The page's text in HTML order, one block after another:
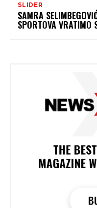
SLIDER
SAMRA
SPORTOVA VRATIMO